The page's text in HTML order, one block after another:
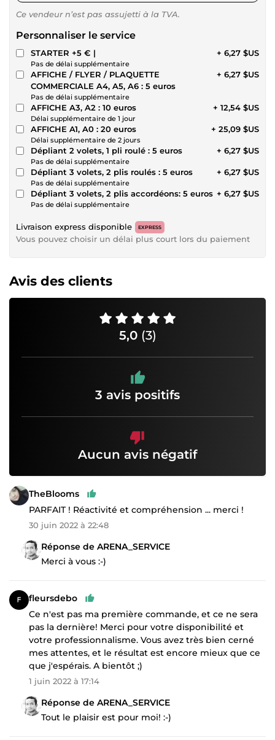
Ce vendeur n’est pas assujetti à la TVA.
Personnaliser le service
STARTER +5 € |
Pas de délai supplémentaire
+ 6,27 $US
AFFICHE / FLYER / PLAQUETTE
COMMERCIALE A4, A5, A6 : 5 euros
Pas de délai supplémentaire
+ 6,27 $US
AFFICHE A3, A2 : 10 euros
Délai supplémentaire de 1 jour
+ 12,54 $US
AFFICHE A1, A0 : 20 euros
Délai supplémentaire de 2 jours
+ 25,09 $US
Dépliant 2 volets, 1 pli roulé : 5 euros
Pas de délai supplémentaire
+ 6,27 $US
Dépliant 3 volets, 2 plis roulés : 5 euros
Pas de délai supplémentaire
+ 6,27 $US
Dépliant 3 volets, 2 plis accordéons: 5 euros
Pas de délai supplémentaire
+ 6,27 $US
Livraison express disponible EXPRESS
Vous pouvez choisir un délai plus court lors du paiement
Avis des clients
5,0 (3)
3 avis positifs
Aucun avis négatif
TheBlooms
PARFAIT ! Réactivité et compréhension ... merci !
30 juin 2022 à 22:48
Réponse de ARENA_SERVICE
Merci à vous :-)
fleursdebo
Ce n'est pas ma première commande, et ce ne sera
pas la dernière! Merci pour votre disponibilité et
votre professionnalisme. Vous avez très bien cerné
mes attentes, et le résultat est encore mieux que ce
que j'espérais. A bientôt ;)
1 juin 2022 à 17:14
Réponse de ARENA_SERVICE
Tout le plaisir est pour moi! :-)